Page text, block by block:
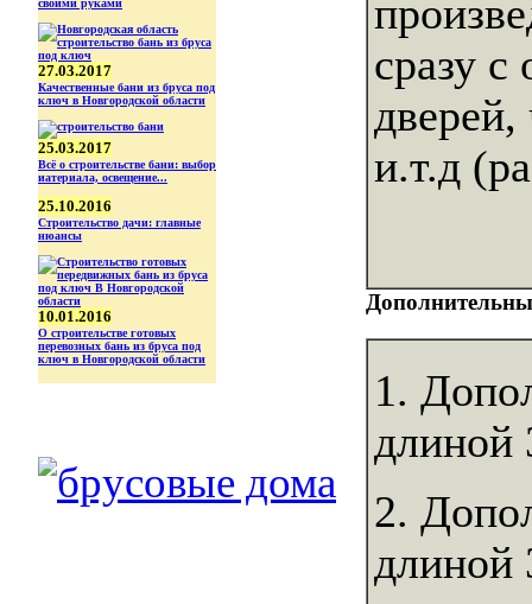
27.03.2017
Качественные бани из бруса под
ключ в Новгородской области
25.03.2017
Всё о строительстве бани: выбор
иатериала, освещение...
25.10.2016
Строительство дачи: главные
нюансы
10.01.2016
О строительстве готовых
перевозных бань из бруса под
ключ в Новгородской области
сразу с
и.т.д
1.
длиной
2.
длиной